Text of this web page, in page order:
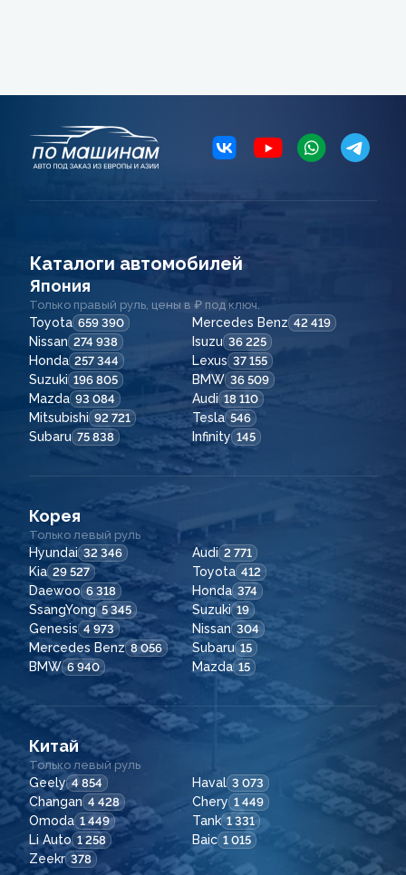
Каталоги автомобилей
Япония
Только правый руль, цены в ₽ под ключ.
Toyota 659 390 Mercedes Benz 42 419
Nissan 274 938 Isuzu 36 225
Honda 257 344 Lexus 37 155
Suzuki 196 805 BMW 36 509
Mazda 93 084 Audi 18 110
Mitsubishi 92 721 Tesla 546
Subaru 75 838 Infinity 145
Корея
Только левый руль
Hyundai 32 346 Audi 2 771
Kia 29 527 Toyota 412
Daewoo 6 318 Honda 374
SsangYong 5 345 Suzuki 19
Genesis 4 973 Nissan 304
Mercedes Benz 8 056 Subaru 15
BMW 6 940 Mazda 15
Китай
Только левый руль
Geely 4 854 Haval 3 073
Changan 4 428 Chery 1 449
Omoda 1 449 Tank 1 331
Li Auto 1 258 Baic 1 015
Zeekr 378